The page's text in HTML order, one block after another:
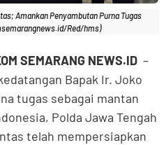
Amankan Penyambutan Purna Tugas
Red/hms)
SEMARANG NEWS.ID –
Bapak Ir. Joko
tugas sebagai mantan
Polda Jawa Tengah
telah mempersiapkan